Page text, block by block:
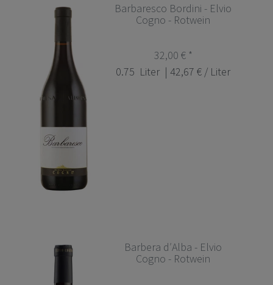
Barbaresco Bordini - Elvio
Cogno - Rotwein
32,00 € *
0.75 Liter | 42,67 € / Liter
Barbera d′Alba - Elvio
Cogno - Rotwein